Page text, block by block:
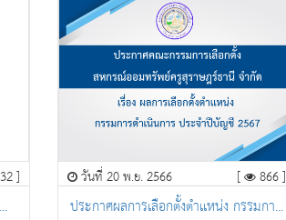
] วันที่ 20 พ.ย. 2566 [ 866 ]
ประกาศผลการเลือกตั้งตำเเหน่ง กรรมกา...